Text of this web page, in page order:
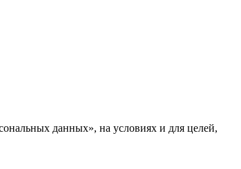
данных», на условиях и для целей,